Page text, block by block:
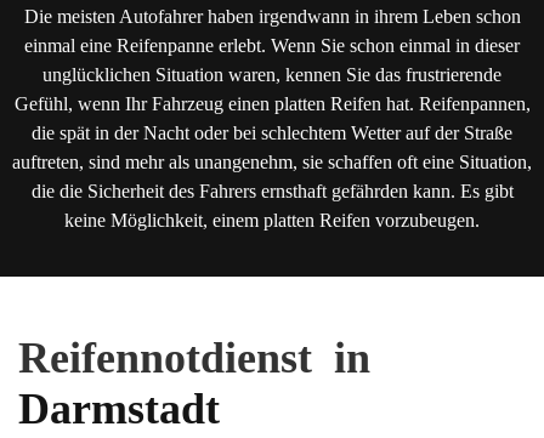
Die meisten Autofahrer haben irgendwann in ihrem Leben schon
einmal eine Reifenpanne erlebt. Wenn Sie schon einmal in dieser
unglücklichen Situation waren, kennen Sie das frustrierende
Gefühl, wenn Ihr Fahrzeug einen platten Reifen hat. Reifenpannen,
die spät in der Nacht oder bei schlechtem Wetter auf der Straße
auftreten, sind mehr als unangenehm, sie schaffen oft eine Situation,
die die Sicherheit des Fahrers ernsthaft gefährden kann. Es gibt
keine Möglichkeit, einem platten Reifen vorzubeugen.
Reifennotdienst in
Darmstadt